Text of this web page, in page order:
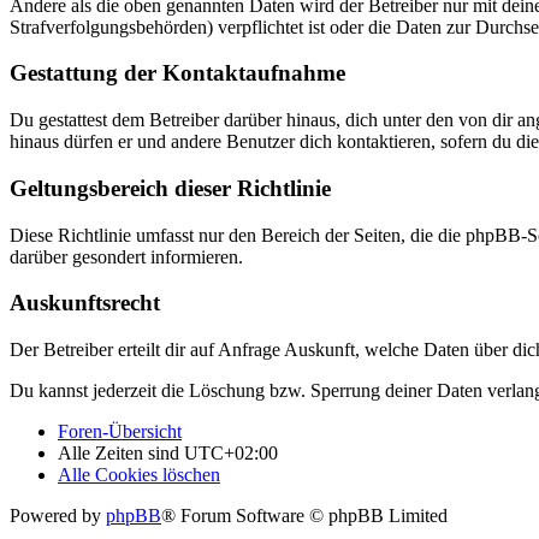
Andere als die oben genannten Daten wird der Betreiber nur mit
Strafverfolgungsbehörden) verpflichtet ist oder die Daten zur
Gestattung der Kontaktaufnahme
Du gestattest dem Betreiber darüber hinaus, dich unter den von dir
hinaus dürfen er und andere Benutzer dich kontaktieren, sofern du
Geltungsbereich dieser Richtlinie
Diese Richtlinie umfasst nur den Bereich der Seiten, die die phpBB-
darüber gesondert informieren.
Auskunftsrecht
Der Betreiber erteilt dir auf Anfrage Auskunft, welche Daten über
Du kannst jederzeit die Löschung bzw. Sperrung deiner Daten
Foren-Übersicht
Alle Zeiten sind UTC+02:00
Alle Cookies löschen
Powered by phpBB® Forum Software © phpBB Limited